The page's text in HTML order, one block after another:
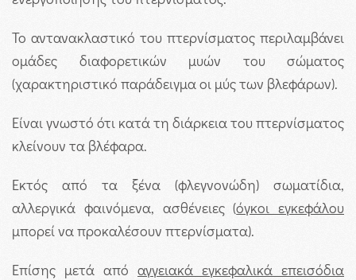
Το αντανακλαστικό του πτερνίσματος περιλαμβάνει
ομάδες διαφορετικών μυών του σώματος
(χαρακτηριστικό παράδειγμα οι μύς των βλεφάρων).
Είναι γνωστό ότι κατά τη διάρκεια του πτερνίσματος
κλείνουν τα βλέφαρα.
Εκτός από τα ξένα (φλεγνονώδη) σωματίδια,
αλλεργικά φαινόμενα, ασθένειες (όγκοι εγκεφάλου
μπορεί να προκαλέσουν πτερνίσματα).
Επίσης μετά από αγγειακά εγκεφαλικά επεισόδια